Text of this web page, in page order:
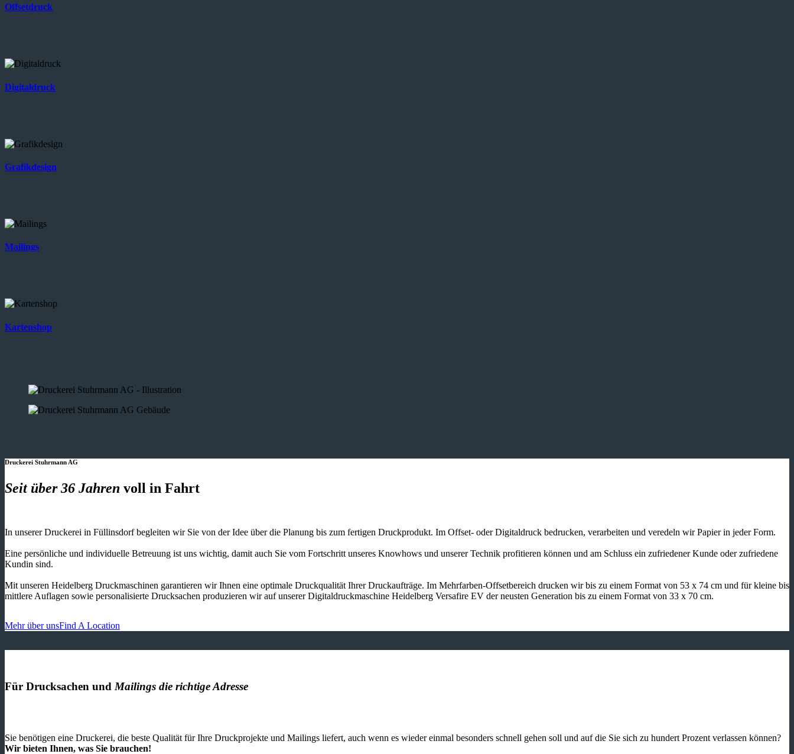
Offsetdruck
Digitaldruck
Grafikdesign
Mailings
Kartenshop
Druckerei Stuhrmann AG
Seit über 36 Jahren voll in Fahrt
In unserer Druckerei in Füllinsdorf begleiten wir Sie von der Idee über die Planung bis zum fertigen Druckprodukt. Im Offset- oder Digitaldruck bedrucken, verarbeiten und veredeln wir Papier in jeder Form.
Eine persönliche und individuelle Betreuung ist uns wichtig, damit auch Sie vom Fortschritt unseres Knowhows und unserer Technik profitieren können und am Schluss ein zufriedener Kunde oder zufriedene
Kundin sind.
Mit unseren Heidelberg Druckmaschinen garantieren wir Ihnen eine optimale Druckqualität Ihrer Druckaufträge. Im Mehrfarben-Offsetbereich drucken wir bis zu einem Format von 53 x 74 cm und für kleine bis
mittlere Auflagen sowie personalisierte Drucksachen produzieren wir auf unserer Digitaldruckmaschine Heidelberg Versafire EV der neusten Generation bis zu einem Format von 33 x 70 cm.
Mehr über unsFind A Location
Für Drucksachen und Mailings die richtige Adresse
Sie benötigen eine Druckerei, die beste ­Qualität für Ihre Druckprojekte und Mailings liefert, auch wenn es wieder einmal besonders schnell gehen soll und auf die Sie sich zu hundert Prozent verlassen können?
Wir bieten Ihnen, was Sie brauchen!